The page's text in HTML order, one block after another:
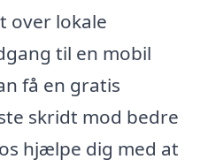
over lokale
til en mobil
få en gratis
skridt mod bedre
hjælpe dig med at